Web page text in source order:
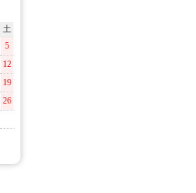
土
5
12
19
26